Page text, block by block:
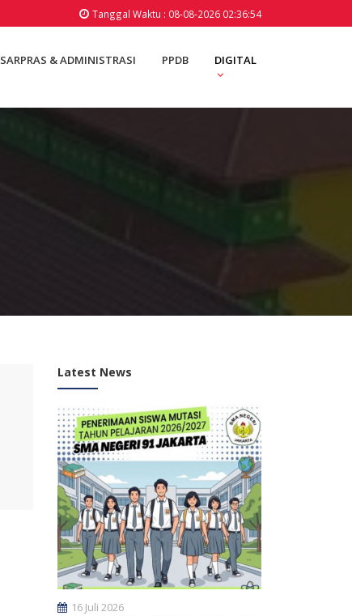
Tanggal Waktu : 08-08-2026 02:36:54
SARPRAS & ADMINISTRASI PPDB DIGITAL
Latest News
16 Juli 2026